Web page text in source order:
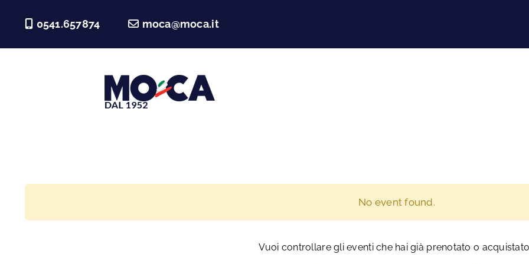
0541.657874 moca@moca.it
Macchinari
Progettazione
No event found.
Vuoi controllare gli eventi che hai già prenotato o